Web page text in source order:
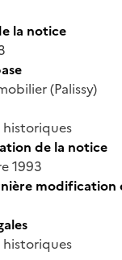
la notice
(Palissy)
de la notice
1993
modification